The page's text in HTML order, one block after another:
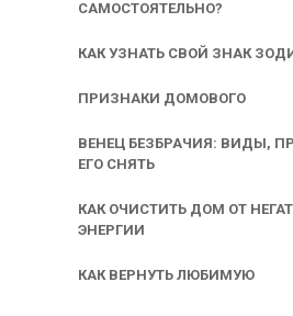
САМОСТОЯТЕЛЬНО?
КАК УЗНАТЬ СВОЙ ЗНАК
ПРИЗНАКИ ДОМОВОГО
ВЕНЕЦ БЕЗБРАЧИЯ: ВИДЫ,
ЕГО СНЯТЬ
КАК ОЧИСТИТЬ ДОМ ОТ
ЭНЕРГИИ
КАК ВЕРНУТЬ ЛЮБИМУЮ